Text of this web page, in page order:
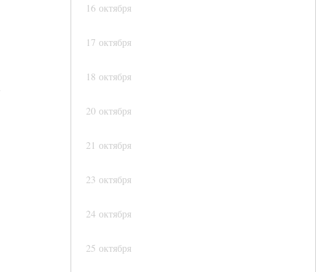
16 октября
17 октября
18 октября
20 октября
21 октября
23 октября
24 октября
25 октября